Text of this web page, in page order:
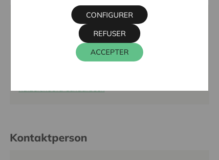
Huis van het Kind Noord - Elmer, Vooruitgangstraat
317, 1030 SCHAARBEEK
02 274 20 22
huisvanhetkind.noord@elmer.be
huizen/noord-schaarbeek
Kontaktperson
ACCEPTER
REFUSER
CONFIGURER